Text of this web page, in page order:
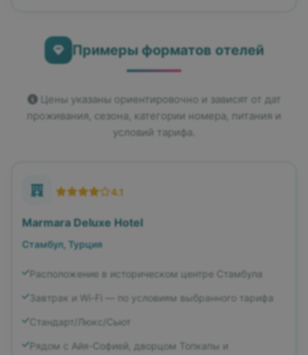
Примеры форматов отелей
Цены указаны ориентировочно и зависят от дат
проживания, сезона, категории номера, питания и
условий тарифа.
4.1
Marmara Deluxe Hotel
Стамбул, Турция
Расположение в историческом центре Стамбула
Завтрак и Wi-Fi — по условиям выбранного тарифа
Стандарт/Люкс/Сьют
Рядом с Айя-Софией, дворцом Топкапы и